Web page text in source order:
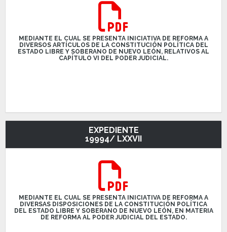
MEDIANTE EL CUAL SE PRESENTA INICIATIVA DE REFORMA A
DIVERSOS ARTÍCULOS DE LA CONSTITUCIÓN POLÍTICA DEL
ESTADO LIBRE Y SOBERANO DE NUEVO LEÓN, RELATIVOS AL
CAPÍTULO VI DEL PODER JUDICIAL.
EXPEDIENTE
19994/ LXXVII
MEDIANTE EL CUAL SE PRESENTA INICIATIVA DE REFORMA A
DIVERSAS DISPOSICIONES DE LA CONSTITUCIÓN POLÍTICA
DEL ESTADO LIBRE Y SOBERANO DE NUEVO LEÓN, EN MATERIA
DE REFORMA AL PODER JUDICIAL DEL ESTADO.